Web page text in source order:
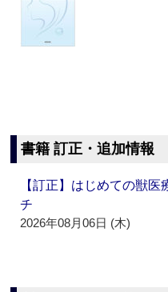
書籍 訂正・追加情報
【訂正】はじめての獣
チ
2026年08月06日 (木)